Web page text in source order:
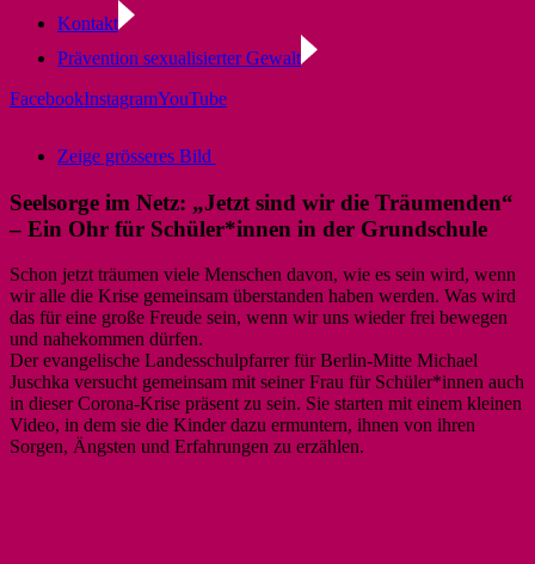
Kontakt
Prävention sexualisierter Gewalt
FacebookInstagramYouTube
Zeige grösseres Bild
Seelsorge im Netz: „Jetzt sind wir die Träumenden“
– Ein Ohr für Schüler*innen in der Grundschule
Schon jetzt träumen viele Menschen davon, wie es sein wird, wenn
wir alle die Krise gemeinsam überstanden haben werden. Was wird
das für eine große Freude sein, wenn wir uns wieder frei bewegen
und nahekommen dürfen.
Der evangelische Landesschulpfarrer für Berlin-Mitte Michael
Juschka versucht gemeinsam mit seiner Frau für Schüler*innen auch
in dieser Corona-Krise präsent zu sein. Sie starten mit einem kleinen
Video, in dem sie die Kinder dazu ermuntern, ihnen von ihren
Sorgen, Ängsten und Erfahrungen zu erzählen.